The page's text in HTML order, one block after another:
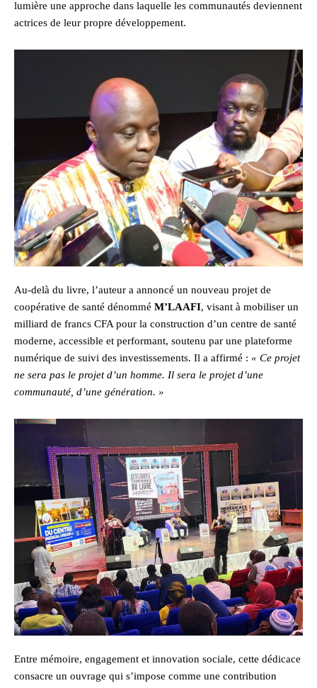
lumière une approche dans laquelle les communautés deviennent
actrices de leur propre développement.
Au-delà du livre, l’auteur a annoncé un nouveau projet de
coopérative de santé dénommé M’LAAFI, visant à mobiliser un
milliard de francs CFA pour la construction d’un centre de santé
moderne, accessible et performant, soutenu par une plateforme
numérique de suivi des investissements. Il a affirmé : « Ce projet
ne sera pas le projet d’un homme. Il sera le projet d’une
communauté, d’une génération. »
Entre mémoire, engagement et innovation sociale, cette dédicace
consacre un ouvrage qui s’impose comme une contribution